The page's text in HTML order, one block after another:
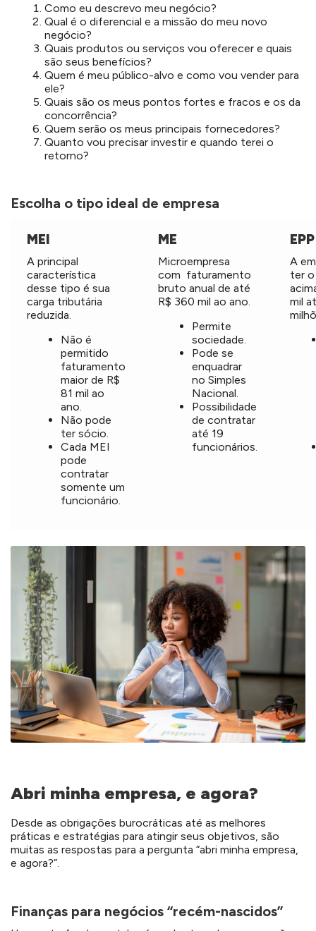
Como eu descrevo meu negócio?
Qual é o diferencial e a missão do meu novo
negócio?
Quais produtos ou serviços vou oferecer e quais
são seus benefícios?
Quem é meu público-alvo e como vou vender para
ele?
Quais são os meus pontos fortes e fracos e os da
concorrência?
Quem serão os meus principais fornecedores?
Quanto vou precisar investir e quando terei o
retorno?
Escolha o tipo ideal de empresa
MEI
A principal
característica
desse tipo é sua
carga tributária
reduzida.
Não é
permitido
faturamento
maior de R$
81 mil ao
ano.
Não pode
ter sócio.
Cada MEI
pode
contratar
somente um
funcionário.
ME
Microempresa
com faturamento
bruto anual de até
R$ 360 mil ao ano.
Permite
sociedade.
Pode se
enquadrar
no Simples
Nacional.
Possibilidade
de contratar
até 19
funcionários.
EPP
A
ter
mil
Abri minha empresa, e agora?
Desde as obrigações burocráticas até as melhores
práticas e estratégias para atingir seus objetivos, são
muitas as respostas para a pergunta “abri minha empresa,
e agora?”.
Finanças para negócios “recém-nascidos”